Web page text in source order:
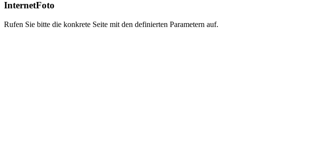
InternetFoto
Rufen Sie bitte die konkrete Seite mit den definierten Parametern auf.